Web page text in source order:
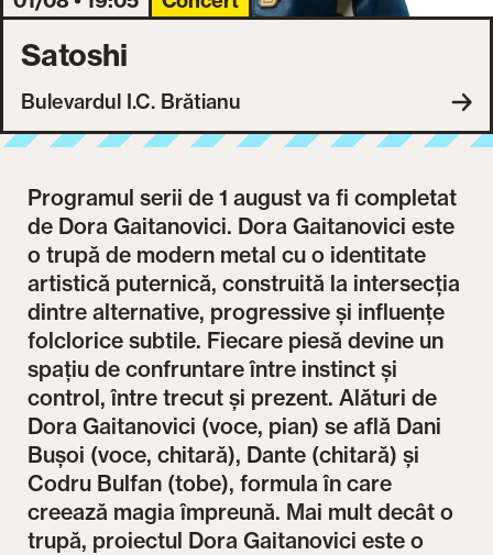
Satoshi
Bulevardul I.C. Brătianu
Programul serii de 1 august va fi completat
de Dora Gaitanovici. Dora Gaitanovici este
o trupă de modern metal cu o identitate
artistică puternică, construită la intersecția
dintre alternative, progressive și influențe
folclorice subtile. Fiecare piesă devine un
spațiu de confruntare între instinct și
control, între trecut și prezent. Alături de
Dora Gaitanovici (voce, pian) se află Dani
Bușoi (voce, chitară), Dante (chitară) și
Codru Bulfan (tobe), formula în care
creează magia împreună. Mai mult decât o
trupă, proiectul Dora Gaitanovici este o